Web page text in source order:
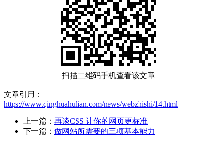
扫描二维码手机查看该文章
文章引用：
https://www.qinghuahulian.com/news/webzhishi/14.html
上一篇： 再谈CSS 让你的网页更标准
下一篇： 做网站所需要的三项基本能力